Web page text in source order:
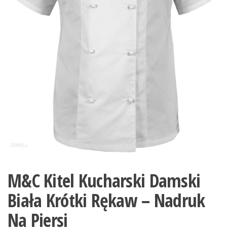
M&C Kitel Kucharski Damski
Biała Krótki Rękaw – Nadruk
Na Piersi